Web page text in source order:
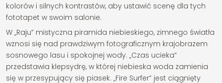
kolorów i silnych kontrastów, aby ustawić scenę dla tych
fototapet w swoim salonie.
W „Raju” mistyczna piramida niebieskiego, zimnego światła
wznosi się nad prawdziwym fotograficznym krajobrazem
sosnowego lasu i spokojnej wody. „Czas ucieka”
przedstawia klepsydrę, w której niebieska woda zamienia
się w przesypujący się piasek. „Fire Surfer” jest ciągnięty